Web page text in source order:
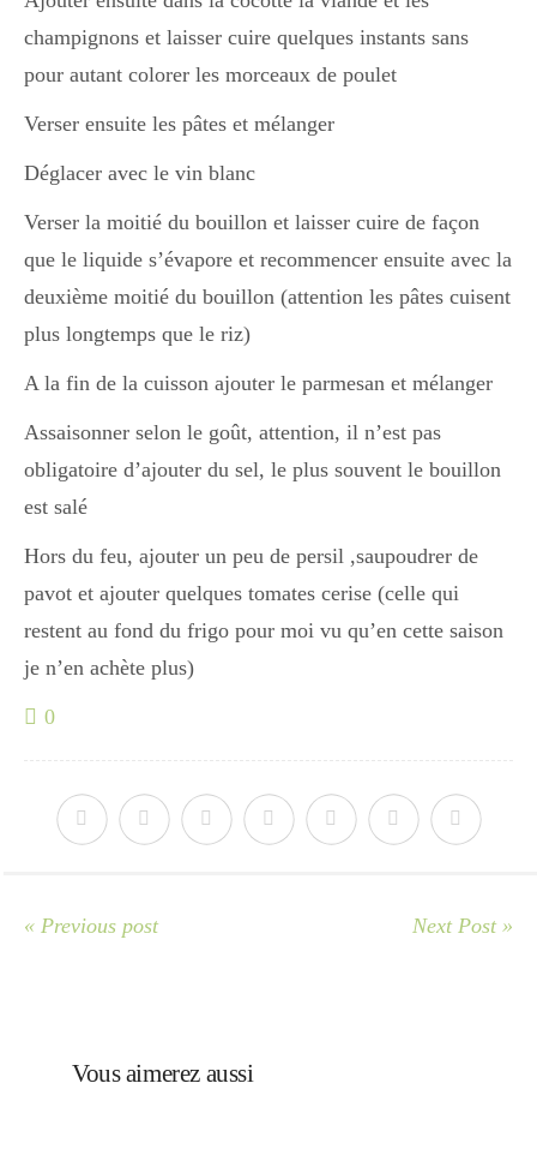
Japon
Boulette
champignons et laisser cuire quelques instants sans
pour autant colorer les morceaux de poulet
Verser ensuite les pâtes et mélanger
Déglacer avec le vin blanc
Verser la moitié du bouillon et laisser cuire de façon
que le liquide s’évapore et recommencer ensuite avec la
deuxième moitié du bouillon (attention les pâtes cuisent
plus longtemps que le riz)
A la fin de la cuisson ajouter le parmesan et mélanger
Assaisonner selon le goût, attention, il n’est pas
obligatoire d’ajouter du sel, le plus souvent le bouillon
est salé
Hors du feu, ajouter un peu de persil ,saupoudrer de
pavot et ajouter quelques tomates cerise (celle qui
restent au fond du frigo pour moi vu qu’en cette saison
je n’en achète plus)
0
« Previous post Next Post »
Vous aimerez aussi